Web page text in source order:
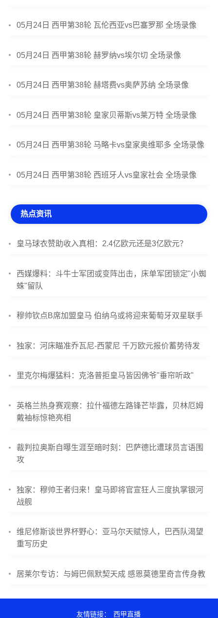
05月24日 西甲第38轮 瓦伦西亚vs巴塞罗那 全场录像
05月24日 西甲第38轮 赫罗纳vs埃尔切 全场录像
05月24日 西甲第38轮 赫塔费vs奥萨苏纳 全场录像
05月24日 西甲第38轮 皇家贝蒂斯vs莱万特 全场录像
05月24日 西甲第38轮 马略卡vs皇家奥维耶多 全场录像
05月24日 西甲第38轮 西班牙人vs皇家社会 全场录像
热点资讯
皇马球衣赞助收入真相：2.4亿欧元还是3亿欧元？
西媒爆料：斗牛士军团或变阵出击，床单军团锁定"小蜘
蛛"留队
穆帅钦点B席加盟皇马 伯纳乌或将迎来葡萄牙双星联手
独家：河床瞄准乔瓦尼-西蒙尼 千万欧元报价蓄势待发
里克尔梅爆猛料：克洛普拒皇马皆因佛爷"垂帘听政"
英格兰热身赛观察：拉什福德左路锋芒毕露，贝林厄姆
戴袖标惊艳亮相
裁判拉奥斯自曝生涯至暗时刻：巴萨德比遭球员言语围
攻
独家：穆帅王者归来！皇马即将官宣狂人三度执掌银河
战舰
维尼修斯谈世界杯野心：亚马尔天赋惊人，巴西队渴望
重写历史
居莱尔专访：与姆巴佩默契天成 感恩莫德里奇言传身教
友情链接： 西甲直播